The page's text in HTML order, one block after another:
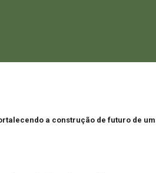
a construção de futuro de